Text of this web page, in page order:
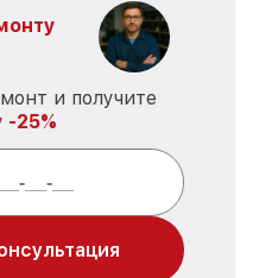
и получите
-25%